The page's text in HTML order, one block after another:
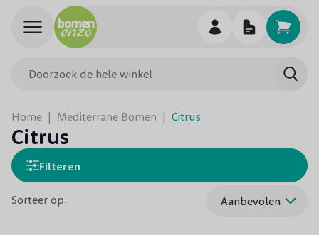
Ga naar de inhoud
Home | Mediterrane Bomen | Citrus
Citrus
Filteren
Sorteer op: